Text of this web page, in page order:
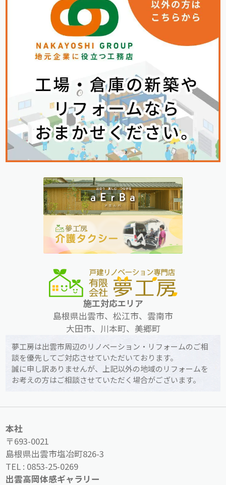
施工対応エリア
島根県出雲市、松江市、雲南市
大田市、川本町、美郷町
夢工房は出雲市周辺のリノベーション・リフォームのご相
談を優先してご対応させていただいております。
誠に申し訳ありませんが、上記以外の地域のリフォームを
お考えの方はご相談させていただく場合がございます。
本社
〒693-0021
島根県出雲市塩冶町826-3
TEL : 0853-25-0269
出雲高岡体感ギャラリー